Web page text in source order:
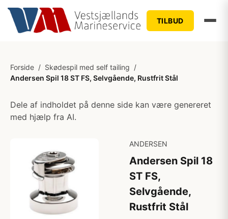
TILBUD
Forside / Skødespil med self tailing /
Andersen Spil 18 ST FS, Selvgående, Rustfrit Stål
Dele af indholdet på denne side kan være genereret
med hjælp fra AI.
ANDERSEN
Andersen Spil 18
ST FS,
Selvgående,
Rustfrit Stål